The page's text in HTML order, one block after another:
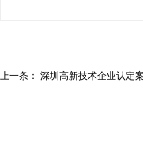
上一条： 深圳高新技术企业认定